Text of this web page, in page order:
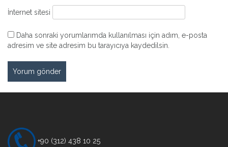
İnternet sitesi
Daha sonraki yorumlarımda kullanılması için adım, e-posta
adresim ve site adresim bu tarayıcıya kaydedilsin.
+90 (312) 438 10 25